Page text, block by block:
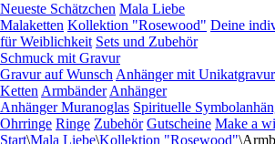
Neueste Schätzchen Mala Liebe
Malaketten Kollektion "Rosewood" Deine
für Weiblichkeit Sets und Zubehör
Schmuck mit Gravur
Gravur auf Wunsch Anhänger mit Unikatgravur
Ketten Armbänder Anhänger
Anhänger Muranoglas Spirituelle
Ohrringe Ringe Zubehör Gutscheine Make a
Start\Mala Liebe\Kollektion "Rosewood"\